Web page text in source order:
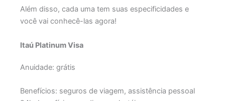
Além disso, cada uma tem suas especificidades e
você vai conhecê-las agora!
Itaú Platinum Visa
Anuidade: grátis
Benefícios: seguros de viagem, assistência pessoal